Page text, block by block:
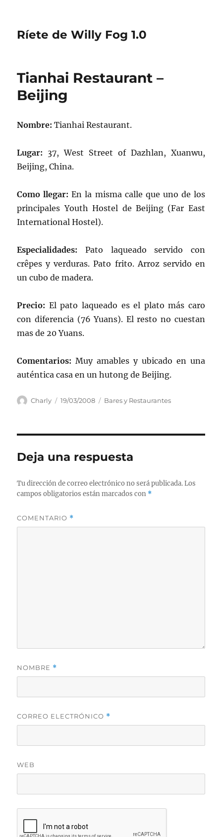
Ríete de Willy Fog 1.0
Tianhai Restaurant –
Beijing
Nombre: Tianhai Restaurant.
Lugar: 37, West Street of Dazhlan, Xuanwu,
Beijing, China.
Como llegar: En la misma calle que uno de los
principales Youth Hostel de Beijing (Far East
International Hostel).
Especialidades: Pato laqueado servido con
crêpes y verduras. Pato frito. Arroz servido en
un cubo de madera.
Precio: El pato laqueado es el plato más caro
con diferencia (76 Yuans). El resto no cuestan
mas de 20 Yuans.
Comentarios: Muy amables y ubicado en una
auténtica casa en un hutong de Beijing.
Autor
Charly
Publicado
19/03/2008 Categorías
Bares y Restaurantes
Deja una respuesta
Tu dirección de correo electrónico no será publicada. Los
campos obligatorios están marcados con *
COMENTARIO *
NOMBRE *
CORREO ELECTRÓNICO *
WEB